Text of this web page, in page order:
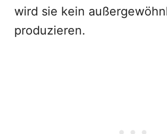
wird sie kein
produzieren.